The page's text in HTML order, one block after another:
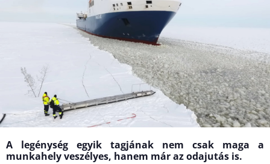
A legénység egyik tagjának nem csak maga a
munkahely veszélyes, hanem már az odajutás is.